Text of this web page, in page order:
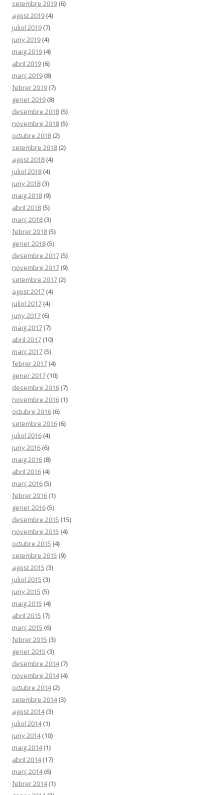
setembre 2019 (6)
agost 2019 (4)
juliol 2019 (7)
juny 2019 (4)
maig 2019 (4)
abril 2019 (6)
març 2019 (8)
febrer 2019 (7)
gener 2019 (8)
desembre 2018 (5)
novembre 2018 (5)
octubre 2018 (2)
setembre 2018 (2)
agost 2018 (4)
juliol 2018 (4)
juny 2018 (3)
maig 2018 (9)
abril 2018 (5)
març 2018 (3)
febrer 2018 (5)
gener 2018 (5)
desembre 2017 (5)
novembre 2017 (9)
setembre 2017 (2)
agost 2017 (4)
juliol 2017 (4)
juny 2017 (6)
maig 2017 (7)
abril 2017 (10)
març 2017 (5)
febrer 2017 (4)
gener 2017 (10)
desembre 2016 (7)
novembre 2016 (1)
octubre 2016 (6)
setembre 2016 (6)
juliol 2016 (4)
juny 2016 (6)
maig 2016 (8)
abril 2016 (4)
març 2016 (5)
febrer 2016 (1)
gener 2016 (5)
desembre 2015 (15)
novembre 2015 (4)
octubre 2015 (4)
setembre 2015 (9)
agost 2015 (3)
juliol 2015 (3)
juny 2015 (5)
maig 2015 (4)
abril 2015 (7)
març 2015 (6)
febrer 2015 (3)
gener 2015 (3)
desembre 2014(7)
novembre 2014(4)
octubre 2014(2)
setembre 2014(3)
agost 2014(3)
juliol 2014(1)
juny 2014(10)
maig 2014(1)
abril 2014(17)
març 2014(6)
febrer 2014(1)